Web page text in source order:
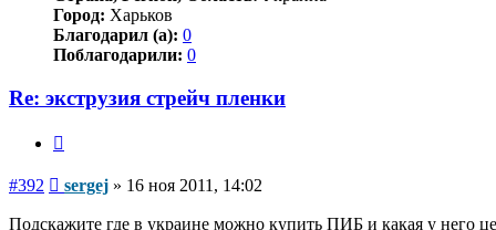
Город: Харьков
Благодарил (а): 0
Поблагодарили: 0
Re: экструзия стрейч пленки
#392 Сообщение
sergej » 16 ноя 2011, 14:02
Подскажите где в украине можно купить ПИБ и какая у него